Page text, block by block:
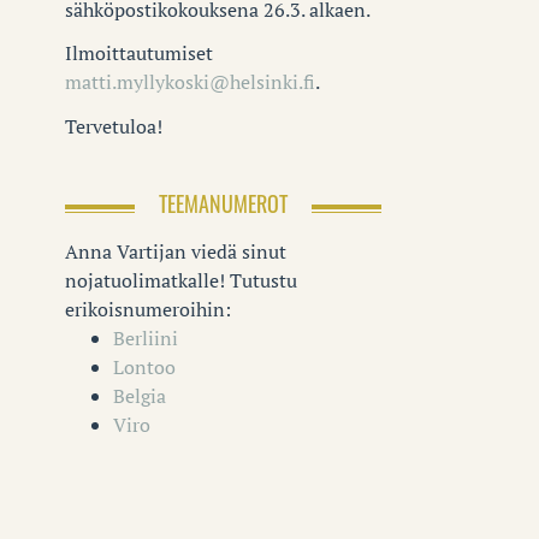
sähköpostikokouksena 26.3. alkaen.
Ilmoittautumiset
matti.myllykoski@helsinki.fi.
Tervetuloa!
TEEMANUMEROT
Anna Vartijan viedä sinut
nojatuolimatkalle! Tutustu
erikoisnumeroihin:
Berliini
Lontoo
Belgia
Viro